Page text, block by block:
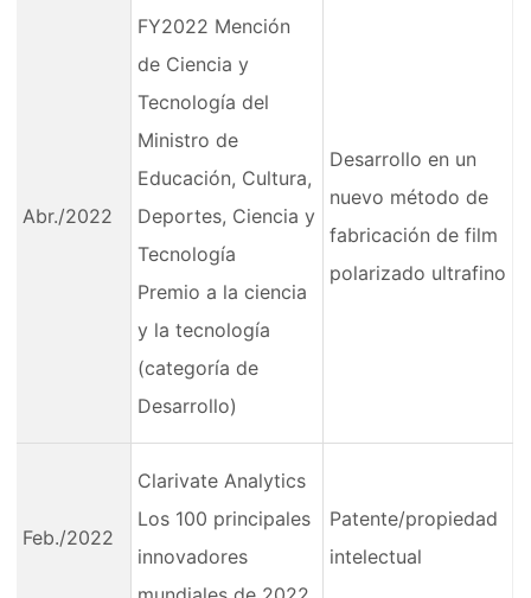
Abr./2022
FY2022 Mención
de Ciencia y
Tecnología del
Ministro de
Educación, Cultura,
Deportes, Ciencia y
Tecnología
Premio a la ciencia
y la tecnología
(categoría de
Desarrollo)
Desarrollo en un
nuevo método de
fabricación de film
polarizado ultrafino
Feb./2022
Clarivate Analytics
Los 100 principales
innovadores
Patente/propiedad
intelectual